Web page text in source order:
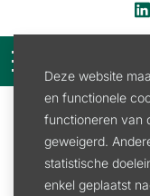
Verhuur
Strooier
Deze website
en functionele
functioneren van
geweigerd.
statistische
enkel geplaatst